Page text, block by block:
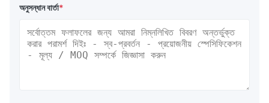
অনুসন্ধান বার্তা*